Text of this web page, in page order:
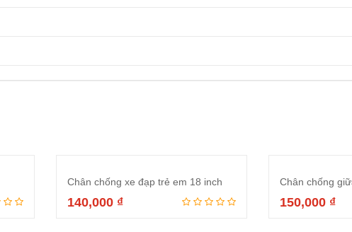
Chân chống xe đạp trẻ em 18 inch
140,000 ₫
Chân chống
150,000 ₫